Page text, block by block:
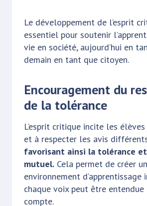
Le développement de l’esprit
essentiel pour soutenir
vie en société, aujourd’hui en
demain en tant que citoyen.
Encouragement du
de la tolérance
L’esprit critique incite les
et à respecter les avis
favorisant ainsi la tolérance
mutuel. Cela permet de créer un
environnement d’apprentissage
chaque voix peut être entendue
compte.